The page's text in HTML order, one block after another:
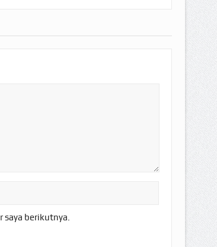
saya berikutnya.